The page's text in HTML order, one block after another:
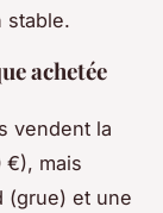
stable.
achetée
vendent la
€), mais
(grue) et une